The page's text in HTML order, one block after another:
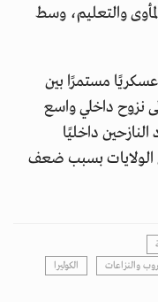
والتعليم، وسط
مستمرًا بين
نزوح داخلي واسع
داخليًا
الولايات بسبب ضعف
والنزاعات
الكوليرا